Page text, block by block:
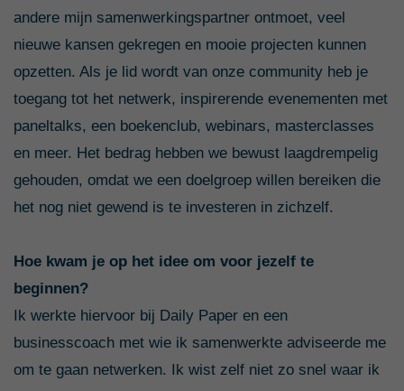
andere mijn samenwerkingspartner ontmoet, veel
nieuwe kansen gekregen en mooie projecten kunnen
opzetten. Als je lid wordt van onze community heb je
toegang tot het netwerk, inspirerende evenementen met
paneltalks, een boekenclub, webinars, masterclasses
en meer. Het bedrag hebben we bewust laagdrempelig
gehouden, omdat we een doelgroep willen bereiken die
het nog niet gewend is te investeren in zichzelf.
Hoe kwam je op het idee om voor jezelf te
beginnen?
Ik werkte hiervoor bij Daily Paper en een
businesscoach met wie ik samenwerkte adviseerde me
om te gaan netwerken. Ik wist zelf niet zo snel waar ik